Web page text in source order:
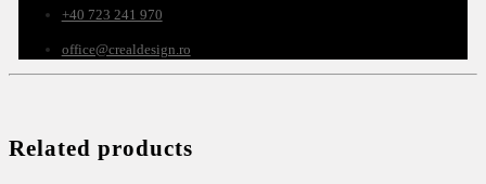
+40 723 241 970
office@crealdesign.ro
Related products